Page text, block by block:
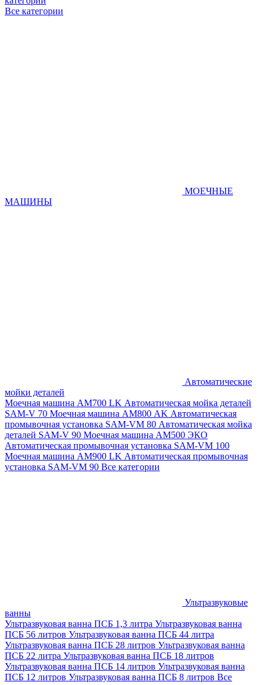
Все категории
МОЕЧНЫЕ
МАШИНЫ
Автоматические
мойки деталей
Моечная машина AM700 LK Автоматическая мойка деталей
SAM-V 70 Моечная машина АМ800 AK Автоматическая
промывочная установка SAM-VM 80 Автоматическая мойка
деталей SAM-V 90 Моечная машина АМ500 ЭКО
Автоматическая промывочная установка SAM-VM 100
Моечная машина AM900 LK Автоматическая промывочная
установка SAM-VM 90 Все категории
Ультразвуковые
ванны
Ультразвуковая ванна ПСБ 1,3 литра Ультразвуковая ванна
ПСБ 56 литров Ультразвуковая ванна ПСБ 44 литра
Ультразвуковая ванна ПСБ 28 литров Ультразвуковая ванна
ПСБ 22 литра Ультразвуковая ванна ПСБ 18 литров
Ультразвуковая ванна ПСБ 14 литров Ультразвуковая ванна
ПСБ 12 литров Ультразвуковая ванна ПСБ 8 литров Все